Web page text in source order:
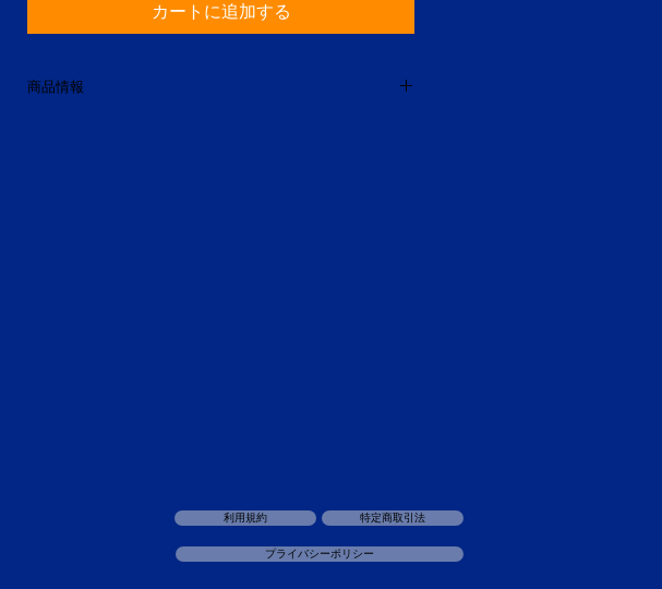
カートに追加する
商品情報
利用規約 特定商取引法
プライバシーポリシー